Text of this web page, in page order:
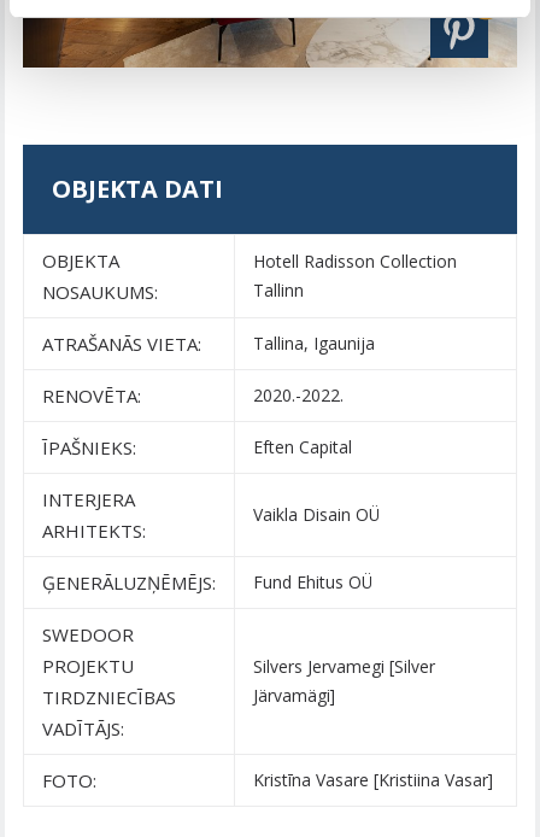
OBJEKTA DATI
OBJEKTA
NOSAUKUMS:
Hotell Radisson Collection
Tallinn
ATRAŠANĀS VIETA: Tallina, Igaunija
RENOVĒTA: 2020.-2022.
ĪPAŠNIEKS: Eften Capital
INTERJERA
ARHITEKTS:
Vaikla Disain OÜ
ĢENERĀLUZŅĒMĒJS: Fund Ehitus OÜ
SWEDOOR
PROJEKTU
TIRDZNIECĪBAS
VADĪTĀJS:
Silvers Jervamegi [Silver
Järvamägi]
FOTO: Kristīna Vasare [Kristiina Vasar]